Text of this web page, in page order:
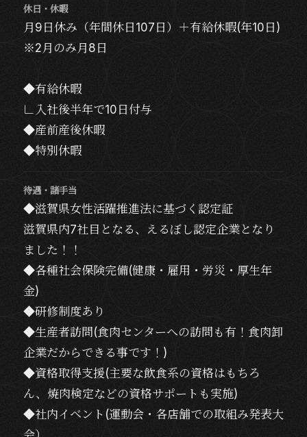
休日・休暇
月9日休み（年間休日107日）＋有給休暇(年10日)
※2月のみ月8日
◆有給休暇
∟入社後半年で10日付与
◆産前産後休暇
◆特別休暇
待遇・諸手当
◆滋賀県女性活躍推進法に基づく認定証
滋賀県内7社目となる、えるぼし認定企業となり
ました！！
◆各種社会保険完備(健康・雇用・労災・厚生年
金)
◆研修制度あり
◆生産者訪問(食肉センターへの訪問も有！食肉卸
企業だからできる事です！)
◆資格取得支援(主要な飲食系の資格はもちろ
ん、焼肉検定などの資格サポートも実施)
◆社内イベント(運動会・各店舗での取組み発表大